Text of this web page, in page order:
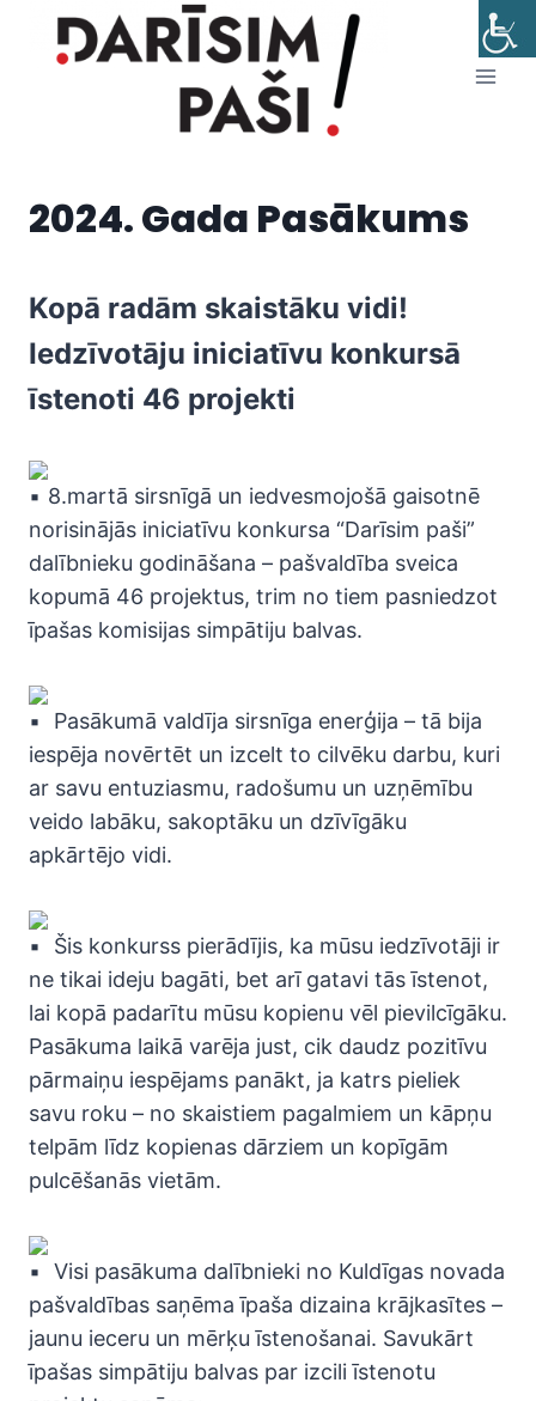
2024. Gada Pasākums
Kopā radām skaistāku vidi!
Iedzīvotāju iniciatīvu konkursā
īstenoti 46 projekti
8.martā sirsnīgā un iedvesmojošā gaisotnē
norisinājās iniciatīvu konkursa “Darīsim paši”
dalībnieku godināšana – pašvaldība sveica
kopumā 46 projektus, trim no tiem pasniedzot
īpašas komisijas simpātiju balvas.
Pasākumā valdīja sirsnīga enerģija – tā bija
iespēja novērtēt un izcelt to cilvēku darbu, kuri
ar savu entuziasmu, radošumu un uzņēmību
veido labāku, sakoptāku un dzīvīgāku
apkārtējo vidi.
Šis konkurss pierādījis, ka mūsu iedzīvotāji ir
ne tikai ideju bagāti, bet arī gatavi tās īstenot,
lai kopā padarītu mūsu kopienu vēl pievilcīgāku.
Pasākuma laikā varēja just, cik daudz pozitīvu
pārmaiņu iespējams panākt, ja katrs pieliek
savu roku – no skaistiem pagalmiem un kāpņu
telpām līdz kopienas dārziem un kopīgām
pulcēšanās vietām.
Visi pasākuma dalībnieki no Kuldīgas novada
pašvaldības saņēma īpaša dizaina krājkasītes –
jaunu ieceru un mērķu īstenošanai. Savukārt
īpašas simpātiju balvas par izcili īstenotu